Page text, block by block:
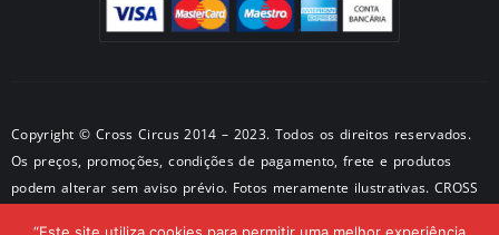
Copyright © Cross Circus 2014 – 2023. Todos os direitos reservados.
Os preços, promoções, condições de pagamento, frete e produtos
podem alterar sem aviso prévio. Fotos meramente ilustrativas. CROSS